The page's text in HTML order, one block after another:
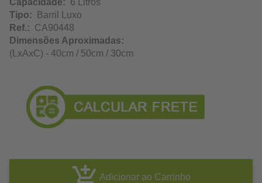
Capacidade: 6 Litros
Tipo: Barril Luxo
Ref.: CA90448
Dimensões Aproximadas:
(LxAxC) - 40cm / 50cm / 30cm
Adicionar ao Carrinho